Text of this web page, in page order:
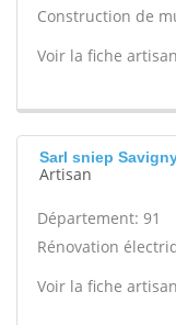
Construction de
Voir la fiche
Sarl sniep
Artisan
Département: 91
Rénovation
Voir la fiche